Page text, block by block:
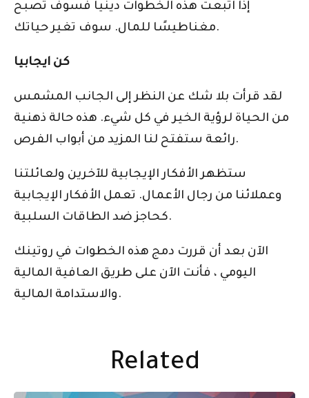
إذا اتبعت هذه الخطوات دينياً فسوف تصبح
مغناطيسًا للمال. سوف تغير حياتك.
كن ايجابيا
لقد قرأت بلا شك عن النظر إلى الجانب المشمس
من الحياة لرؤية الخير في كل شيء. هذه حالة ذهنية
رائعة ستفتح لنا المزيد من أبواب الفرص.
ستظهر الأفكار الإيجابية للآخرين ولعائلتنا
وعملائنا من رجال الأعمال. تعمل الأفكار الإيجابية
كحاجز ضد الطاقات السلبية.
الآن بعد أن قررت دمج هذه الخطوات في روتينك
اليومي ، فأنت الآن على طريق العافية المالية
والاستدامة المالية.
Related